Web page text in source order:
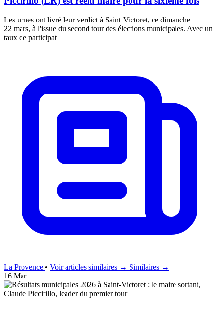
Les urnes ont livré leur verdict à Saint-Victoret, ce dimanche
22 mars, à l'issue du second tour des élections municipales. Avec un
taux de participat
La Provence • Voir articles similaires → Similaires →
16 Mar